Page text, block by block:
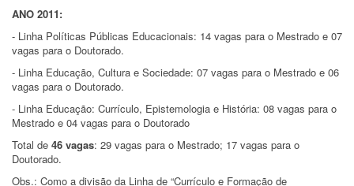
ANO 2011:
- Linha Políticas Públicas Educacionais: 14 vagas para o Mestrado e 07
vagas para o Doutorado.
- Linha Educação, Cultura e Sociedade: 07 vagas para o Mestrado e 06
vagas para o Doutorado.
- Linha Educação: Currículo, Epistemologia e História: 08 vagas para o
Mestrado e 04 vagas para o Doutorado
Total de 46 vagas: 29 vagas para o Mestrado; 17 vagas para o
Doutorado.
Obs.: Como a divisão da Linha de “Currículo e Formação de